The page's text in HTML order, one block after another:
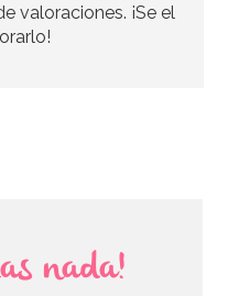
valoraciones. ¡Se el
nada!